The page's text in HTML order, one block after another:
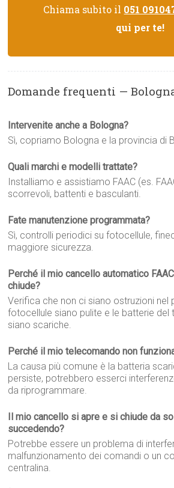
Chiama subito il 051
qui per te!
Domande frequenti —
Intervenite anche a Bologna?
Sì, copriamo Bologna e la provincia di
Quali marchi e modelli trattate?
Installiamo e assistiamo FAAC (es.
scorrevoli, battenti e basculanti.
Fate manutenzione programmata?
Sì, controlli periodici su fotocellule,
maggiore sicurezza.
Perché il mio cancello automatico
chiude?
Verifica che non ci siano ostruzioni nel
fotocellule siano pulite e le batterie del
siano scariche.
Perché il mio telecomando non
La causa più comune è la batteria
persiste, potrebbero esserci
da riprogrammare.
Il mio cancello si apre e si chiude da
succedendo?
Potrebbe essere un problema di
malfunzionamento dei comandi o un
centralina.